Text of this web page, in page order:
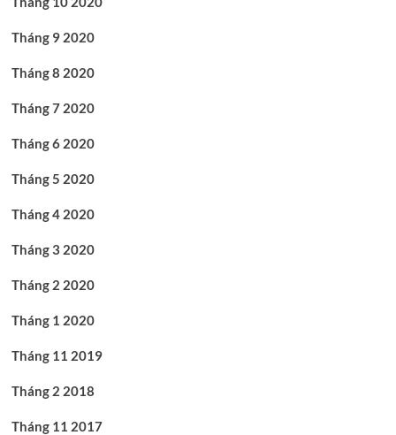
Tháng 9 2020
Tháng 8 2020
Tháng 7 2020
Tháng 6 2020
Tháng 5 2020
Tháng 4 2020
Tháng 3 2020
Tháng 2 2020
Tháng 1 2020
Tháng 11 2019
Tháng 2 2018
Tháng 11 2017